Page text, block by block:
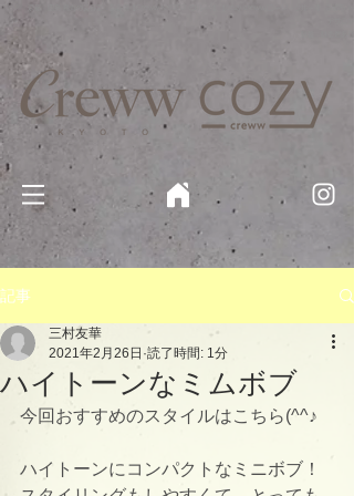
記事
ハイトーンなミムボブ
三村友華
2021年2月26日 読了時間: 1分
今回おすすめのスタイルはこちら(^^♪
ハイトーンにコンパクトなミニボブ！